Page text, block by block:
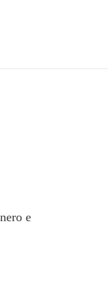
e